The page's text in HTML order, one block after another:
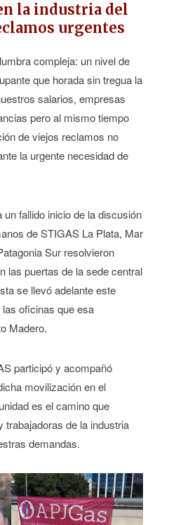
la industria del
urgentes
compleja: un nivel de
que horada sin tregua la
salarios, empresas
pero al mismo tiempo
de viejos reclamos no
la urgente necesidad de
fallido inicio de la discusión
de STIGAS La Plata, Mar
Sur resolvieron
las puertas de la sede central
se llevó adelante este
oficinas que esa
Madero.
participó y acompañó
movilización en el
es el camino que
trabajadoras de la industria
demandas.